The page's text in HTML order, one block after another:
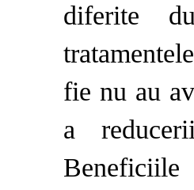
diferite
fie nu au
a
Beneficiile